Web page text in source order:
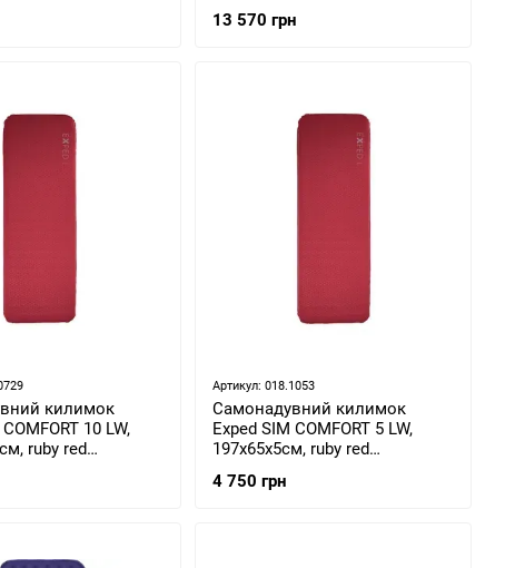
01361608)
13 570 грн
килимок
10 LW,
ruby red
Артикул: 018.1053
Самонадувний килимок
Exped SIM COMFORT 5 LW,
197х65х5см, ruby red
4 750 грн